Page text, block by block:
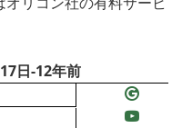
日-12年前